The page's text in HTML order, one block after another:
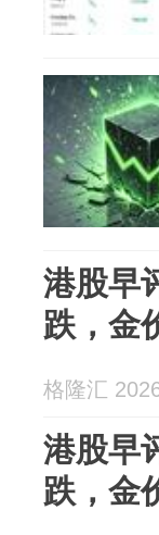
港股早
跌，金
格隆汇
港股早
跌，金